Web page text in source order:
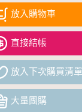
放入購物車
直接結帳
放入下次購買清單
大量團購